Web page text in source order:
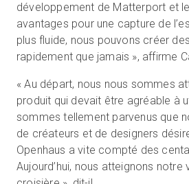
développement de Matterport et
avantages pour une capture de
plus fluide, nous pouvons créer
rapidement que jamais », affirme
« Au départ, nous nous sommes
produit qui devait être agréable à
sommes tellement parvenus que
de créateurs et de designers
Openhaus a vite compté des
Aujourd’hui, nous atteignons notre